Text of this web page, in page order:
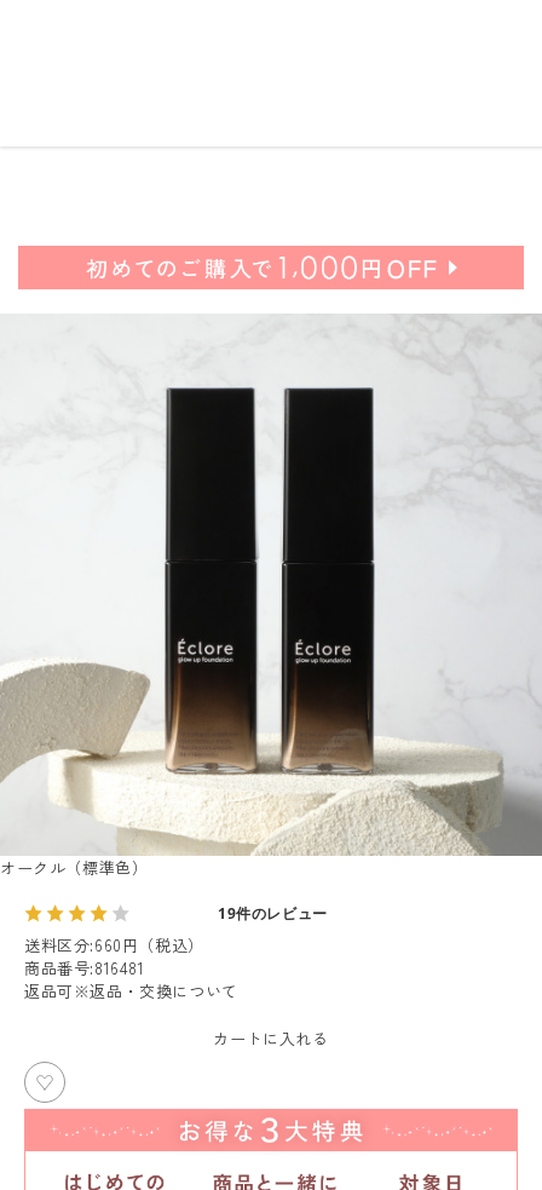
オークル（標準色）
19件のレビュー
送料区分:660円（税込）
商品番号:816481
返品可 ※返品・交換について
カートに入れる